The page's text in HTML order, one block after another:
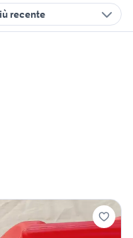
recente